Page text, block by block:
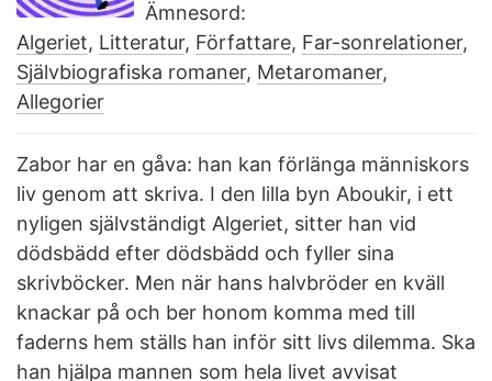
Ämnesord:
Algeriet, Litteratur, Författare, Far-sonrelationer,
Självbiografiska romaner, Metaromaner,
Allegorier
Zabor har en gåva: han kan förlänga människors
liv genom att skriva. I den lilla byn Aboukir, i ett
nyligen självständigt Algeriet, sitter han vid
dödsbädd efter dödsbädd och fyller sina
skrivböcker. Men när hans halvbröder en kväll
knackar på och ber honom komma med till
faderns hem ställs han inför sitt livs dilemma. Ska
han hjälpa mannen som hela livet avvisat